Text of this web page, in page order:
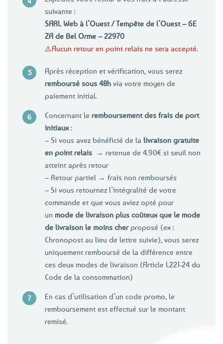
suivante :
SARL Web à l’Ouest / Tempête de l’Ouest – 6E
ZA de Bel Orme – 22970
⚠️Aucun retour en point relais ne sera accepté.
Après réception et vérification, vous serez
remboursé sous 48h via votre moyen de
paiement initial.
Concernant le remboursement des frais de port
initiaux :
– Si vous avez bénéficié de la livraison gratuite
en point relais → retenue de 4.90€ si seuil non
atteint après retour
– Retour partiel → frais non remboursés
– Si vous retournez l’intégralité de votre
commande et que vous aviez opté pour
un mode de livraison plus coûteux que le mode
de livraison le moins cherproposé (ex :
Chronopost au lieu de lettre suivie), vous serez
uniquement remboursé de la différence entre
ces deux modes de livraison (Article L221-24 du
Code de la consommation)
En cas d’utilisation d’un code promo, le
remboursement est effectué sur le montant
remisé.